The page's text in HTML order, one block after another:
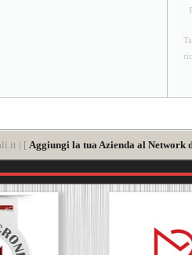
| [ Aggiungi la tua Azienda al Network